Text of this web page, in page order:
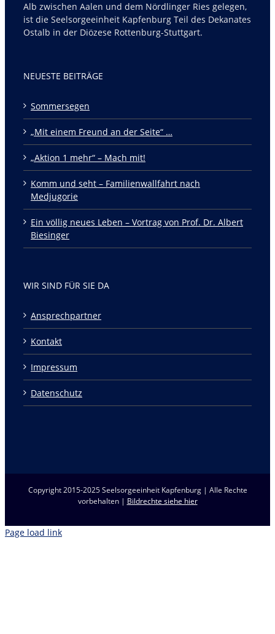
Alb zwischen Aalen und dem Nördlinger Ries gelegen,
ist die Seelsorgeeinheit Kapfenburg Teil des Dekanates
Ostalb in der Diözese Rottenburg-Stuttgart.
NEUESTE BEITRÄGE
Sommersegen
„Mit einem Freund an der Seite“ …
„Aktion 1 mehr“ – Mach mit!
Komm und seht – Familienwallfahrt nach
Medjugorie
Ein völlig neues Leben – Vortrag von Prof. Dr. Albert
Biesinger
WIR SIND FÜR SIE DA
Ansprechpartner
Kontakt
Impressum
Datenschutz
Copyright 2015-2025 Seelsorgeeinheit Kapfenburg | Alle Rechte
vorbehalten | Bildrechte siehe hier
Page load link